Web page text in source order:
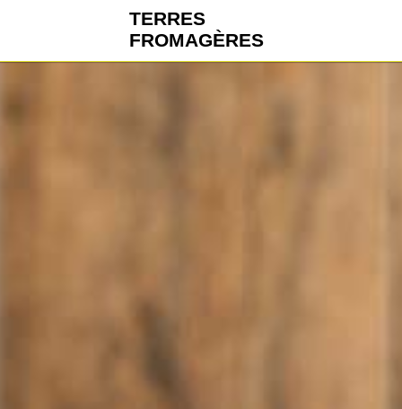
TERRES
FROMAGÈRES